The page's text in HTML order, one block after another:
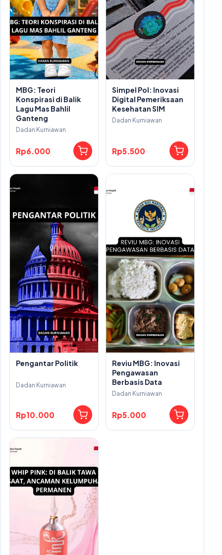
MBG: Teori
Konspirasi di Balik
Lagu Mas Bahlil
Ganteng
Dadan Kurniawan
Rp6.000
Simpel Pol: Inovasi
Digital Pemeriksaan
Kesehatan SIM
Dadan Kurniawan
Rp5.500
Pengantar Politik
Dadan Kurniawan
Rp10.000
Reviu MBG: Inovasi
Pengawasan
Berbasis Data
Dadan Kurniawan
Rp5.000